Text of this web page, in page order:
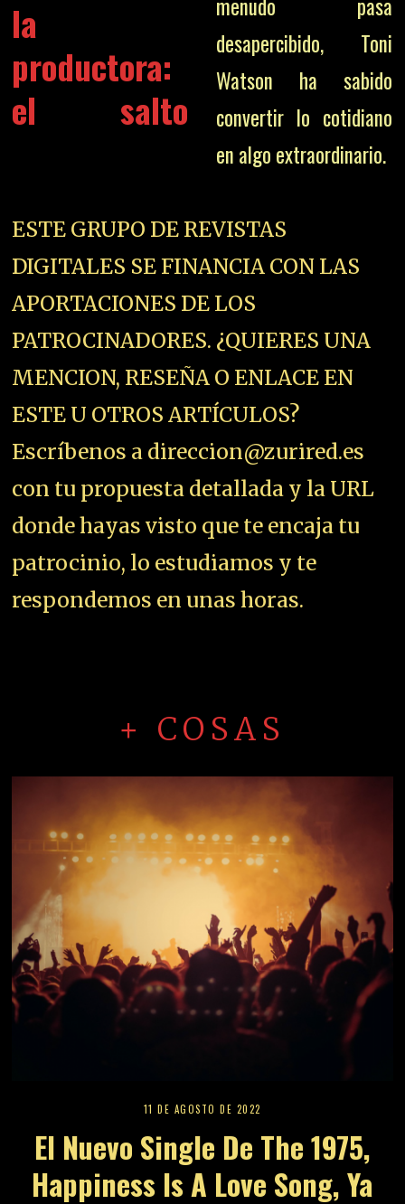
la
productora:
el salto
menudo pasa
desapercibido, Toni
Watson ha sabido
convertir lo cotidiano
en algo extraordinario.
ESTE GRUPO DE REVISTAS
DIGITALES SE FINANCIA CON LAS
APORTACIONES DE LOS
PATROCINADORES. ¿QUIERES UNA
MENCION, RESEÑA O ENLACE EN
ESTE U OTROS ARTÍCULOS?
Escríbenos a direccion@zurired.es
con tu propuesta detallada y la URL
donde hayas visto que te encaja tu
patrocinio, lo estudiamos y te
respondemos en unas horas.
+ COSAS
11 DE AGOSTO DE 2022
El Nuevo Single De The 1975,
Happiness Is A Love Song, Ya